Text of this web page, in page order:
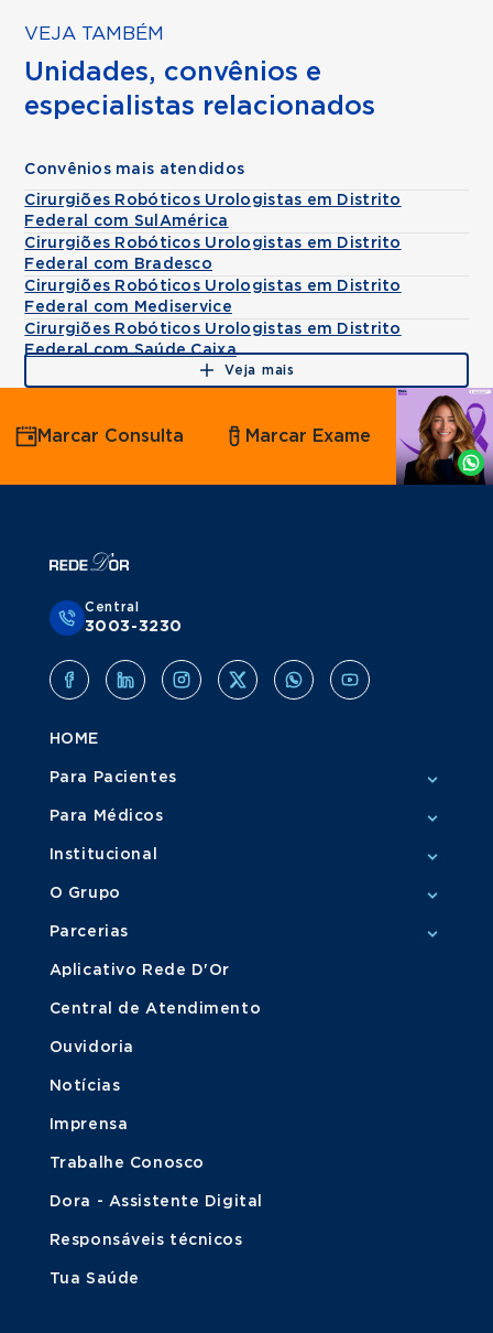
VEJA TAMBÉM
Unidades, convênios e
especialistas relacionados
Convênios mais atendidos
Cirurgiões Robóticos Urologistas em Distrito
Federal com SulAmérica
Cirurgiões Robóticos Urologistas em Distrito
Federal com Bradesco
Cirurgiões Robóticos Urologistas em Distrito
Federal com Mediservice
Cirurgiões Robóticos Urologistas em Distrito
Federal com Saúde Caixa
Veja mais
Agende
por
Whatsapp
Marcar Consulta Marcar Exame
Central
3003-3230
HOME
Para Pacientes
Para Médicos
Institucional
O Grupo
Parcerias
Aplicativo Rede D'Or
Central de Atendimento
Ouvidoria
Notícias
Imprensa
Trabalhe Conosco
Dora - Assistente Digital
Responsáveis técnicos
Tua Saúde